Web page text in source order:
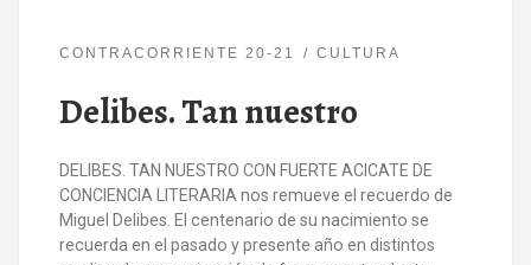
CONTRACORRIENTE 20-21 CULTURA
Delibes. Tan nuestro
DELIBES. TAN NUESTRO CON FUERTE ACICATE DE
CONCIENCIA LITERARIA nos remueve el recuerdo de
Miguel Delibes. El centenario de su nacimiento se
recuerda en el pasado y presente año en distintos